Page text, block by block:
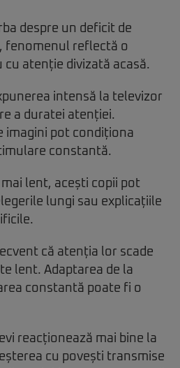
despre un deficit de
fenomenul reflectă o
cu atenție divizată acasă.
intensă la televizor
a duratei atenției.
imagini pot condiționa
constantă.
lent, acești copii pot
lungi sau explicațiile
că atenția lor scade
lent. Adaptarea de la
constantă poate fi o
reacționează mai bine la
cu povești transmise